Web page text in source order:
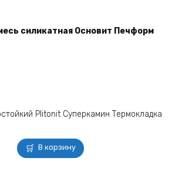
силикатная Основит Печформ
В корзину